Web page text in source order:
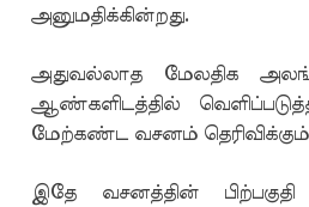
அனுமதிக்கின்றது.
அதுவல்லாத மேலதிக
ஆண்களிடத்தில்
மேற்கண்ட வசனம் தெரிவிக்கும்
இதே வசனத்தின்